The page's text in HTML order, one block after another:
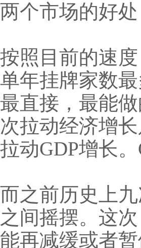
两个市场的好
按照目前的速
单年挂牌家数
最直接，最能
次拉动经济增
拉动GDP增长
而之前历史上
之间摇摆。这
能再减缓或者